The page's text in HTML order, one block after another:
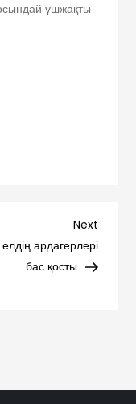
үшжақты
Next
Post
Next
ардагерлері
бас қосты